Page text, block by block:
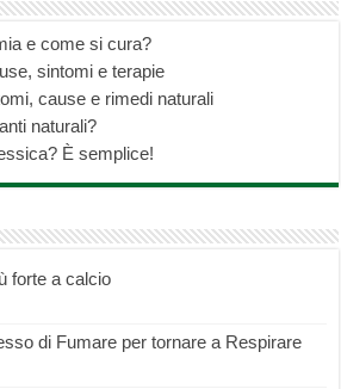
e come si cura?
sintomi e terapie
cause e rimedi naturali
naturali?
È semplice!
forte a calcio
di Fumare per tornare a Respirare